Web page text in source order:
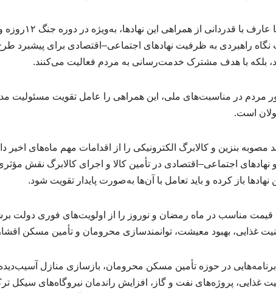
به روایت جماران،
راهبردی به ظرفیت نهادهای اجتماعی–اقتصادی برای پیشبرد
بلکه با هدف مشترک خدمت‌رسانی به مردم فعالیت می‌کنند.
مردم در مناسبت‌های ملی، این همراهی را عامل تقویت مسئولیت
است.
بنزین و کالابرگ الکترونیکی را از اقدامات مهم ماه‌های اخیر
نهادهای اجتماعی–اقتصادی در تأمین کالا و اجرای کالابرگ نقش
باز کرده و باید تعامل با آن‌ها به‌صورت پایدار تقویت شود.
قیمت مناسب در ماه رمضان و نوروز را از اولویت‌های فوری دولت
غذایی، بهبود معیشت، توانمندسازی محرومان و تأمین مسکن
در حوزه تأمین مسکن محرومان، بازسازی منازل
غذایی، پروژه‌های نفت و گاز، افزایش راندمان نیروگاه‌های سیکل